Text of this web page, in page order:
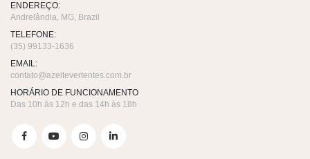
ENDEREÇO:
Andrelândia, MG, Brazil
TELEFONE:
(35) 99133-1636
EMAIL:
contato@azeitevertentes.com.br
HORÁRIO DE FUNCIONAMENTO
Das 10h às 12h e das 14h às 18h